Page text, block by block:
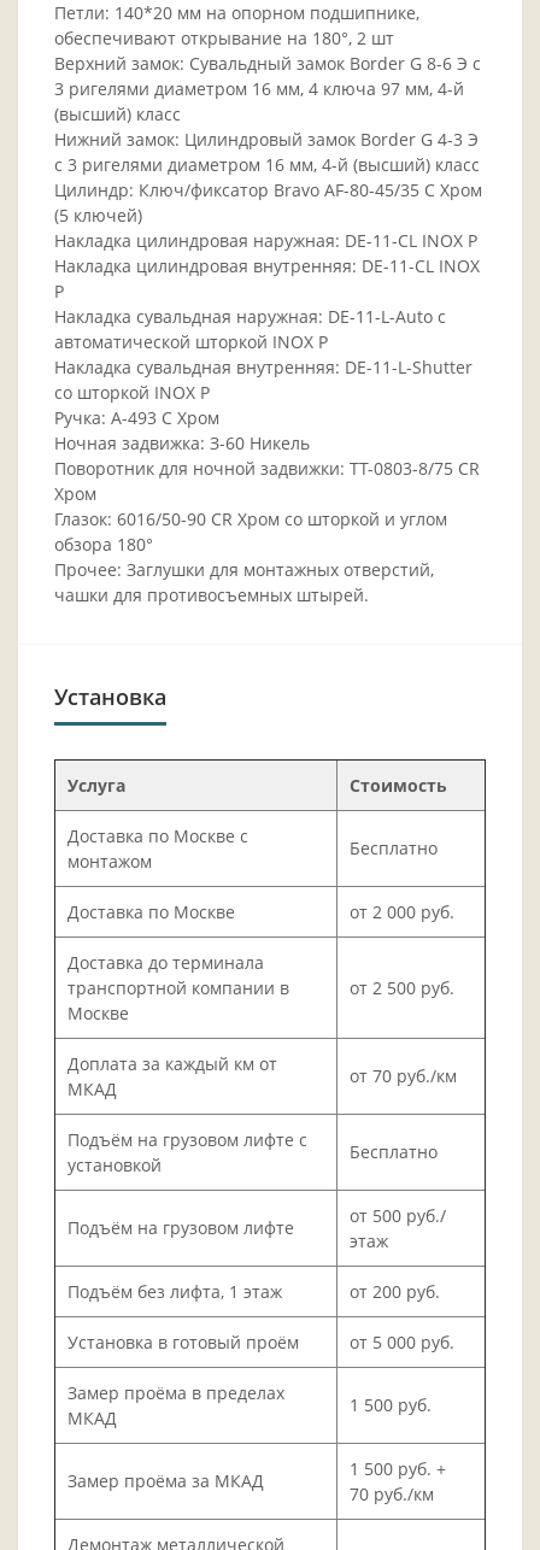
Петли: 140*20 мм на опорном подшипнике,
обеспечивают открывание на 180°, 2 шт
Верхний замок: Сувальдный замок Border G 8-6 Э с
3 ригелями диаметром 16 мм, 4 ключа 97 мм, 4-й
(высший) класс
Нижний замок: Цилиндровый замок Border G 4-3 Э
с 3 ригелями диаметром 16 мм, 4-й (высший) класс
Цилиндр: Ключ/фиксатор Bravo AF-80-45/35 C Хром
(5 ключей)
Накладка цилиндровая наружная: DE-11-CL INOX P
Накладка цилиндровая внутренняя: DE-11-CL INOX
P
Накладка сувальдная наружная: DE-11-L-Auto с
автоматической шторкой INOX P
Накладка сувальдная внутренняя: DE-11-L-Shutter
со шторкой INOX P
Ручка: A-493 C Хром
Ночная задвижка: З-60 Никель
Поворотник для ночной задвижки: ТТ-0803-8/75 CR
Хром
Глазок: 6016/50-90 CR Хром со шторкой и углом
обзора 180°
Прочее: Заглушки для монтажных отверстий,
чашки для противосъемных штырей.
Установка
Услуга Стоимость
Доставка по Москве с
монтажом
Бесплатно
Доставка по Москве от 2 000 руб.
Доставка до терминала
транспортной компании в
Москве
от 2 500 руб.
Доплата за каждый км от
МКАД
от 70 руб./км
Подъём на грузовом лифте с
установкой
Бесплатно
Подъём на грузовом лифте
от 500 руб./
этаж
Подъём без лифта, 1 этаж от 200 руб.
Установка в готовый проём от 5 000 руб.
Замер проёма в пределах
МКАД
1 500 руб.
Замер проёма за МКАД
1 500 руб. +
70 руб./км
Демонтаж металлической